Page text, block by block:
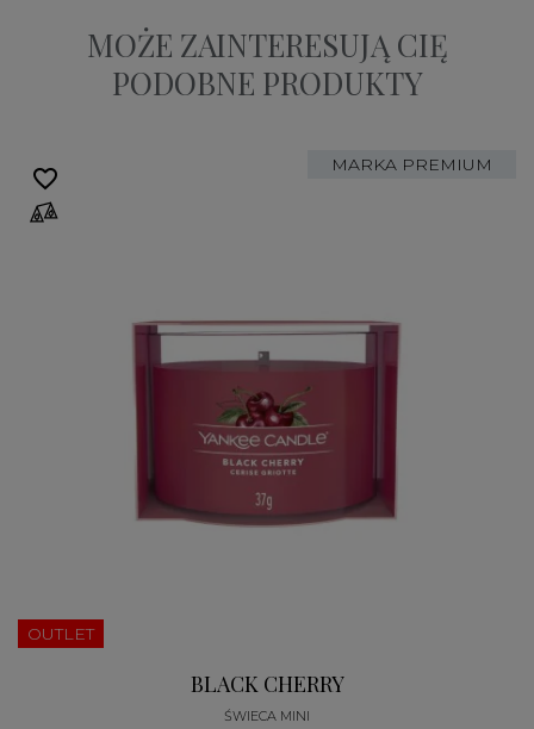
MOŻE ZAINTERESUJĄ CIĘ
PODOBNE PRODUKTY
MARKA PREMIUM
OUTLET
BLACK CHERRY
ŚWIECA MINI
favorite_border